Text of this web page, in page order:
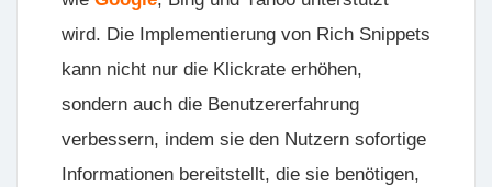
wird. Die Implementierung von Rich Snippets
kann nicht nur die Klickrate erhöhen,
sondern auch die Benutzererfahrung
verbessern, indem sie den Nutzern sofortige
Informationen bereitstellt, die sie benötigen,